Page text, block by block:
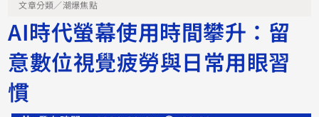
文章分類／潮爆焦點
AI時代螢幕使用時間攀升：留
意數位視覺疲勞與日常用眼習
慣